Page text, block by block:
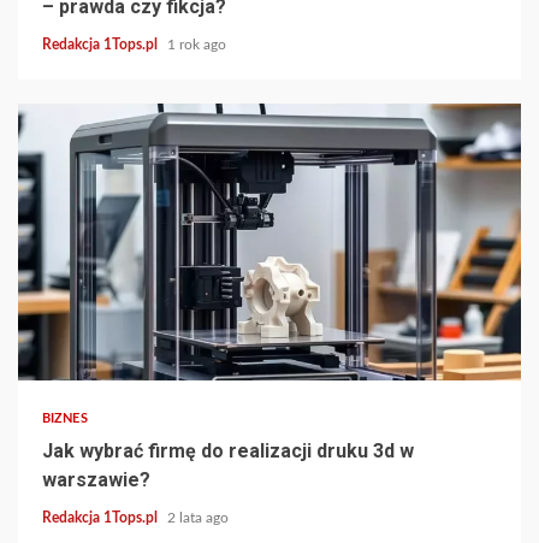
– prawda czy fikcja?
Redakcja 1Tops.pl 1 rok ago
BIZNES
Jak wybrać firmę do realizacji druku 3d w
warszawie?
Redakcja 1Tops.pl 2 lata ago